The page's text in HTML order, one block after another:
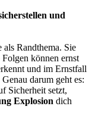
und
als Randthema. Sie
Folgen können ernst
und im Ernstfall
darum geht es:
Sicherheit setzt,
Explosion dich